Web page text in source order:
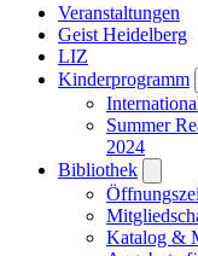
Veranstaltungen
Geist Heidelberg
LIZ
Kinderprogramm
Summer
2024
Bibliothek
Katalog &